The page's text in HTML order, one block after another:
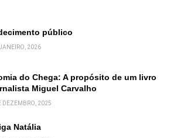
público
2026
do Chega: A propósito de um livro
Miguel Carvalho
DEZEMBRO, 2025
Natália